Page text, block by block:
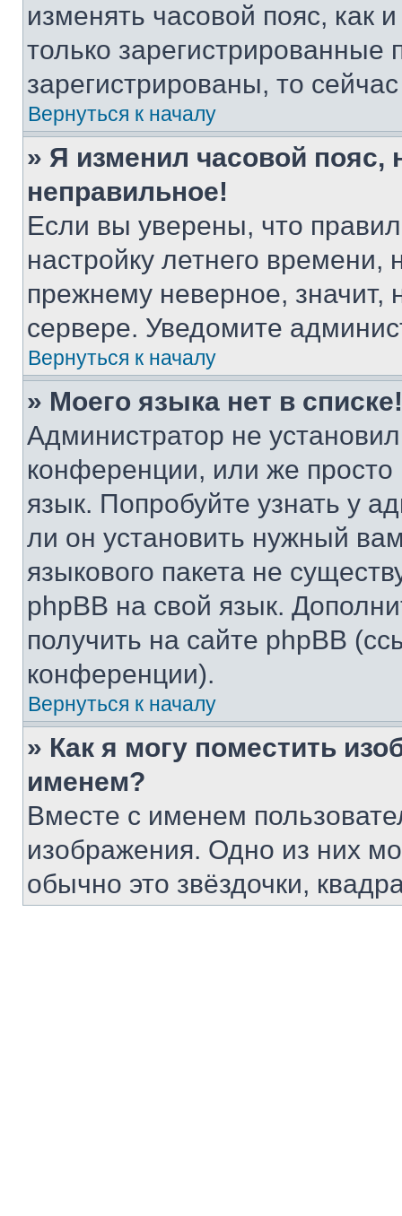
изменять часовой пояс, как
только
зарегистрированы, то
Вернуться к началу
» Я изменил часовой пояс,
неправильное!
Если вы уверены, что
настройку летнего
прежнему неверное, значит,
сервере. Уведомите
Вернуться к началу
» Моего языка нет в списке!
Администратор не
конференции, или же
язык. Попробуйте узнать у
ли он установить нужный
языкового пакета не
phpBB на свой язык.
получить на сайте phpBB
конференции).
Вернуться к началу
» Как я могу поместить
именем?
Вместе с именем
изображения. Одно из них
обычно это звёздочки,